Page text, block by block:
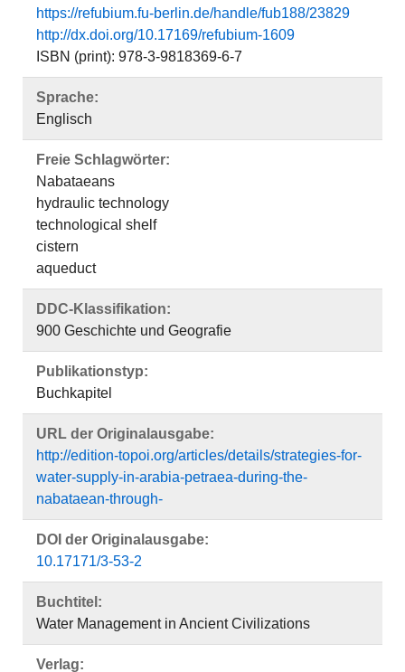
https://refubium.fu-berlin.de/handle/fub188/23829
http://dx.doi.org/10.17169/refubium-1609
ISBN (print): 978-3-9818369-6-7
Sprache:
Englisch
Freie Schlagwörter:
Nabataeans
hydraulic technology
technological shelf
cistern
aqueduct
DDC-Klassifikation:
900 Geschichte und Geografie
Publikationstyp:
Buchkapitel
URL der Originalausgabe:
http://edition-topoi.org/articles/details/strategies-for-
water-supply-in-arabia-petraea-during-the-
nabataean-through-
DOI der Originalausgabe:
10.17171/3-53-2
Buchtitel:
Water Management in Ancient Civilizations
Verlag: